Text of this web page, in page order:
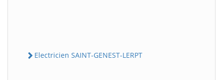
Electricien SAINT-GENEST-LERPT